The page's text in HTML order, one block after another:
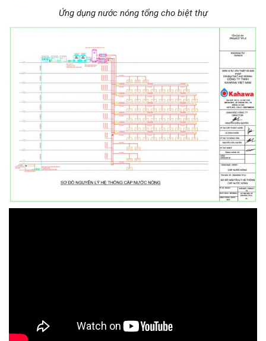
Ứng dụng nước nóng tổng cho biệt thự